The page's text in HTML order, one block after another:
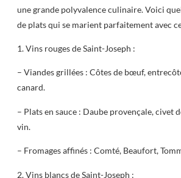
une grande polyvalence culinaire. Voici
de plats qui se marient parfaitement avec
1. Vins rouges de Saint-Joseph :
– Viandes grillées : Côtes de bœuf,
canard.
– Plats en sauce : Daube provençale, civet
vin.
– Fromages affinés : Comté, Beaufort,
2. Vins blancs de Saint-Joseph :